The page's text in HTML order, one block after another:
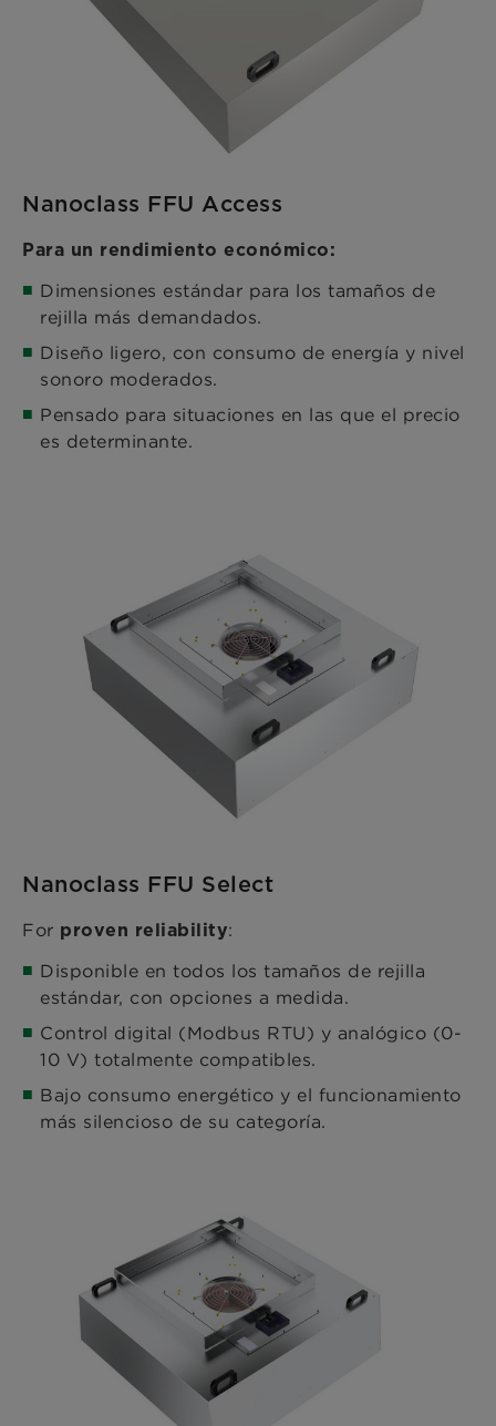
Nanoclass FFU Access
Para un rendimiento económico:
Dimensiones estándar para los tamaños de
rejilla más demandados.
Diseño ligero, con consumo de energía y nivel
sonoro moderados.
Pensado para situaciones en las que el precio
es determinante.
Nanoclass FFU Select
For proven reliability:
Disponible en todos los tamaños de rejilla
estándar, con opciones a medida.
Control digital (Modbus RTU) y analógico (0-
10 V) totalmente compatibles.
Bajo consumo energético y el funcionamiento
más silencioso de su categoría.